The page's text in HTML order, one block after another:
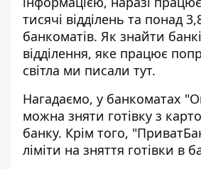
тисячі відділень та понад
банкоматів. Як знайти
відділення, яке працює
світла ми писали тут.
Нагадаємо, у банкоматах
можна зняти готівку з
банку. Крім того,
ліміти на зняття готівки в